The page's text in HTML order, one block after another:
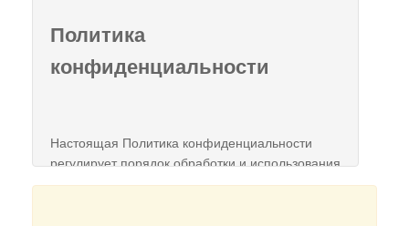
Политика
конфиденциальности
Настоящая Политика конфиденциальности
регулирует порядок обработки и использования
персональных данных физических лиц,